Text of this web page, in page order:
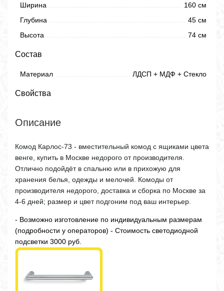
Ширина
160 см
Глубина
45 см
Высота
74 см
Состав
Материал ЛДСП + МДФ + Стекло
Свойства
Описание
Комод Карлос-73 - вместительный комод с ящиками цвета
венге, купить в Москве недорого от производителя.
Отлично подойдёт в спальню или в прихожую для
хранения белья, одежды и мелочей. Комоды от
производителя недорого, доставка и сборка по Москве за
4-6 дней; размер и цвет подгоним под ваш интерьер.
- Возможно изготовление по индивидуальным размерам
(подробности у операторов) - Стоимость светодиодной
подсветки 3000 руб.